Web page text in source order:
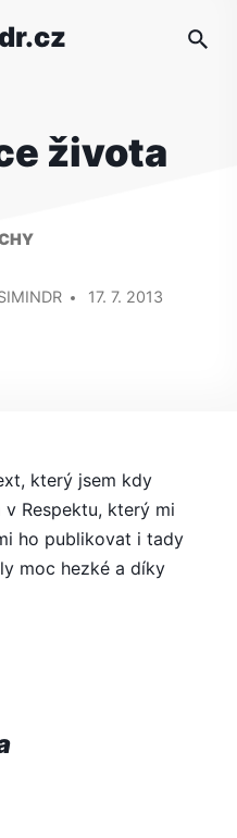
života
17. 7. 2013
který jsem kdy
Respektu, který mi
ho publikovat i tady
moc hezké a díky